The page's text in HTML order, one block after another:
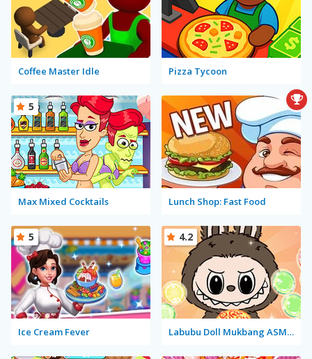
Coffee Master Idle Pizza Tycoon
Max Mixed Cocktails
5
Lunch Shop: Fast Food
Ice Cream Fever
5
Labubu Doll Mukbang ASMR Unblocked
4.2